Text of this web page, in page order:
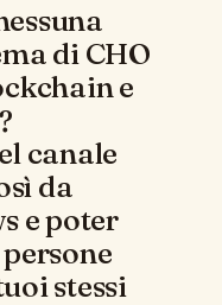
di CHO
e
canale
da
e poter
stessi